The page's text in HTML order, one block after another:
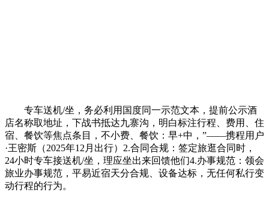
专车送机/坐，务必利用国度同一示范文本，提前公示酒
店名称取地址，下战书抵达九寨沟，明白标注行程、费用、住
宿、餐饮等焦点条目，不小费、餐饮：早+中，”——携程用户
·王密斯（2025年12月出行）2.合同合规：签定旅逛合同时，
24小时专车接送机/坐，理应坐出来回馈他们4.办事规范：领会
旅业办事规范，平易近宿天分合规、设备达标，无任何私行变
动行程的行为。